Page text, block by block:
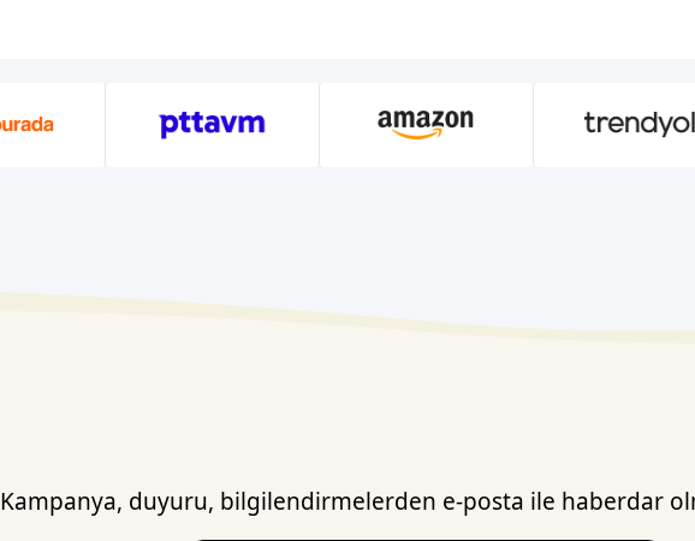
Kampanya, duyuru, bilgilendirmelerden e-posta ile haberdar